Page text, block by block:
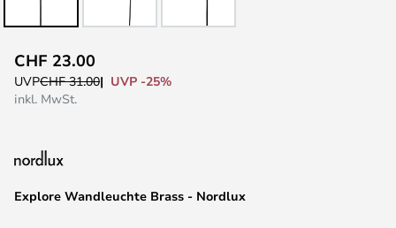
Anfang
der
Explore Wandleuchte Brass - Nordlux
CHF 23.00
UVPCHF 31.00
UVP -25%
inkl. MwSt.